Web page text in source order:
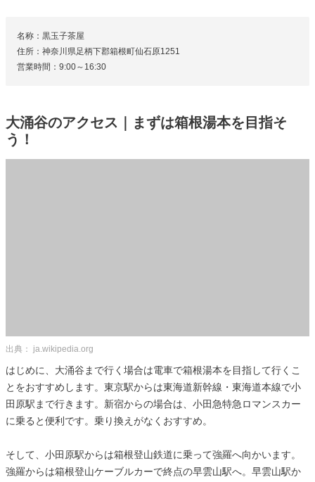
名称：黒玉子茶屋
住所：神奈川県足柄下郡箱根町仙石原1251
営業時間：9:00～16:30
大涌谷のアクセス｜まずは箱根湯本を目指そ
う！
出典： ja.wikipedia.org
はじめに、大涌谷まで行く場合は電車で箱根湯本を目指して行くこ
とをおすすめします。東京駅からは東海道新幹線・東海道本線で小
田原駅まで行きます。新宿からの場合は、小田急特急ロマンスカー
に乗ると便利です。乗り換えがなくおすすめ。
そして、小田原駅からは箱根登山鉄道に乗って強羅へ向かいます。
強羅からは箱根登山ケーブルカーで終点の早雲山駅へ。早雲山駅か